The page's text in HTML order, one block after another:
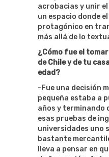
acrobacias y unir
un espacio donde
protagónico en
más allá de lo
¿Cómo fue el
de Chile y de tu
edad?
-Fue una decisión
pequeña estaba a
años y terminando
esas pruebas de
universidades uno
bastante
lleva a pensar en